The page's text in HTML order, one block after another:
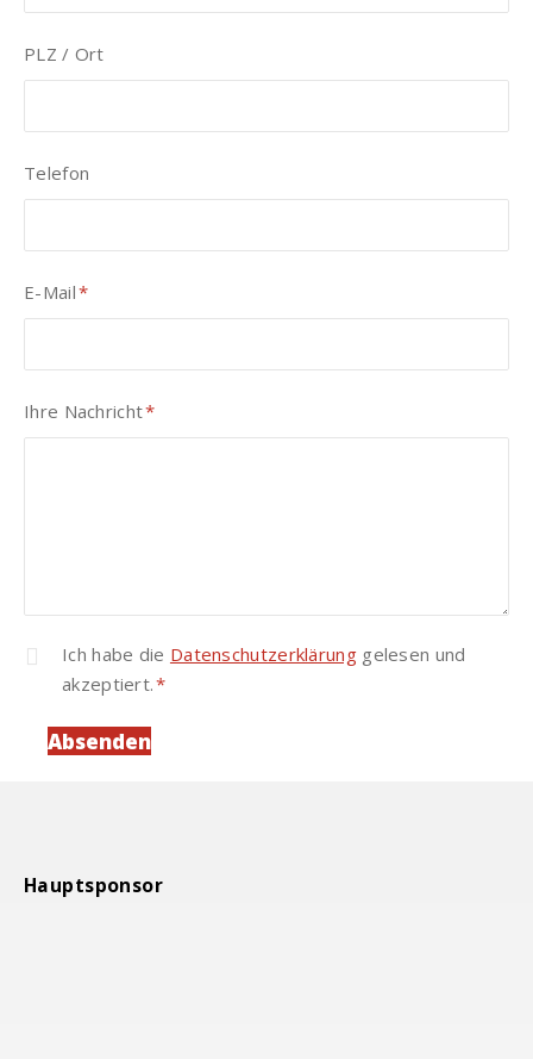
PLZ / Ort
Telefon
E-Mail*
Pflichtfeld
Ihre Nachricht*
Pflichtfeld
Ich habe die Datenschutzerklärunggelesen und
akzeptiert.*
Hauptsponsor